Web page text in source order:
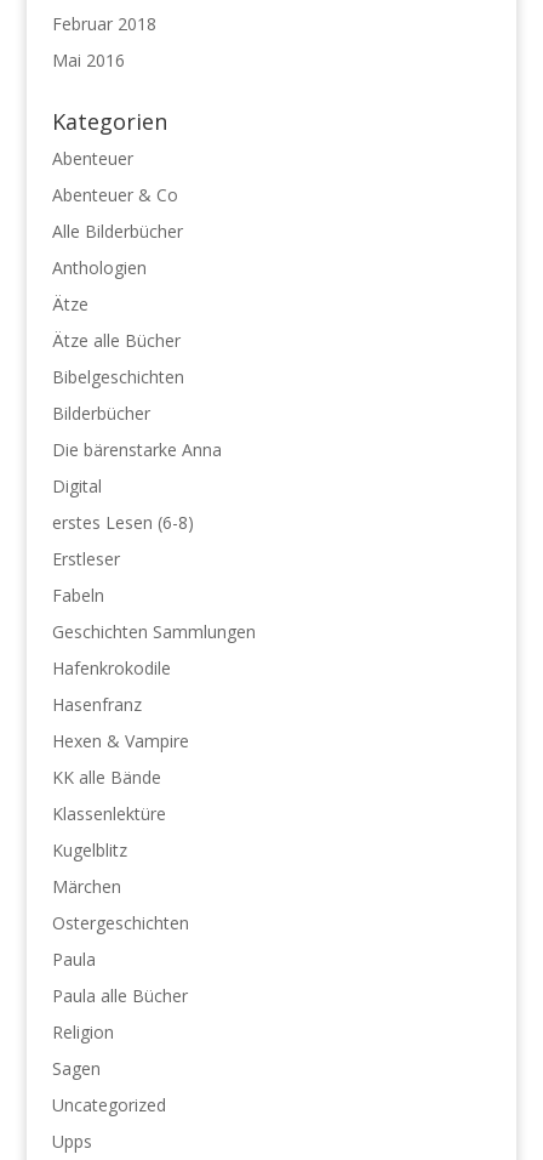
Februar 2018
Mai 2016
Kategorien
Abenteuer
Abenteuer & Co
Alle Bilderbücher
Anthologien
Ätze
Ätze alle Bücher
Bibelgeschichten
Bilderbücher
Die bärenstarke Anna
Digital
erstes Lesen (6-8)
Erstleser
Fabeln
Geschichten Sammlungen
Hafenkrokodile
Hasenfranz
Hexen & Vampire
KK alle Bände
Klassenlektüre
Kugelblitz
Märchen
Ostergeschichten
Paula
Paula alle Bücher
Religion
Sagen
Uncategorized
Upps